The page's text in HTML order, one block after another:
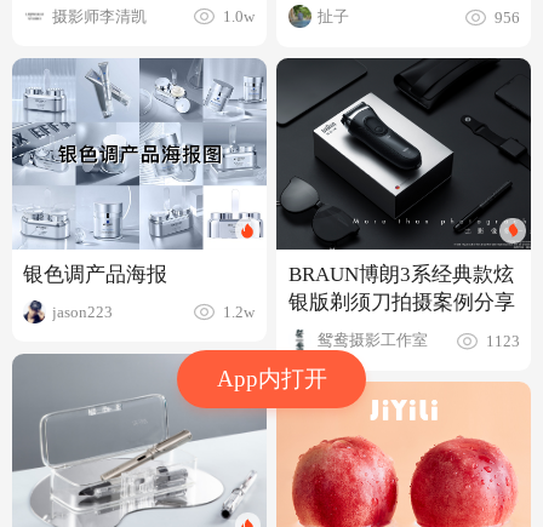
App内打开
摄影师李清凯 1.0w
银色调产品海报
jason223 1.2w
扯子 956
BRAUN博朗3系经典款炫
银版剃须刀拍摄案例分享
鸳鸯摄影工作室 1123